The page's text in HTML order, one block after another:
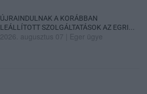
ÚJRAINDULNAK A KORÁBBAN
LEÁLLÍTOTT SZOLGÁLTATÁSOK AZ EGRI...
2026. augusztus 07 Eger ügye